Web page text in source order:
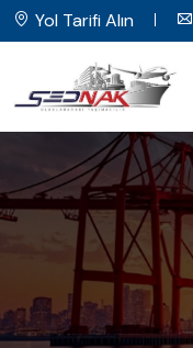
Yol Tarifi Alın